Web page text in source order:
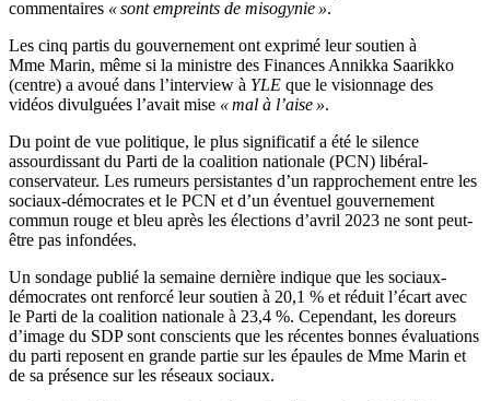
commentaires « sont empreints de misogynie ».
Les cinq partis du gouvernement ont exprimé leur soutien à
Mme Marin, même si la ministre des Finances Annikka Saarikko
(centre) a avoué dans l’interview à YLE que le visionnage des
vidéos divulguées l’avait mise « mal à l’aise ».
Du point de vue politique, le plus significatif a été le silence
assourdissant du Parti de la coalition nationale (PCN) libéral-
conservateur. Les rumeurs persistantes d’un rapprochement entre les
sociaux-démocrates et le PCN et d’un éventuel gouvernement
commun rouge et bleu après les élections d’avril 2023 ne sont peut-
être pas infondées.
Un sondage publié la semaine dernière indique que les sociaux-
démocrates ont renforcé leur soutien à 20,1 % et réduit l’écart avec
le Parti de la coalition nationale à 23,4 %. Cependant, les doreurs
d’image du SDP sont conscients que les récentes bonnes évaluations
du parti reposent en grande partie sur les épaules de Mme Marin et
de sa présence sur les réseaux sociaux.